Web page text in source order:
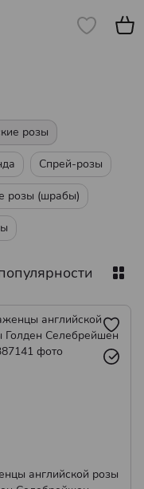
розы
Спрей-розы
розы (шрабы)
английской розы